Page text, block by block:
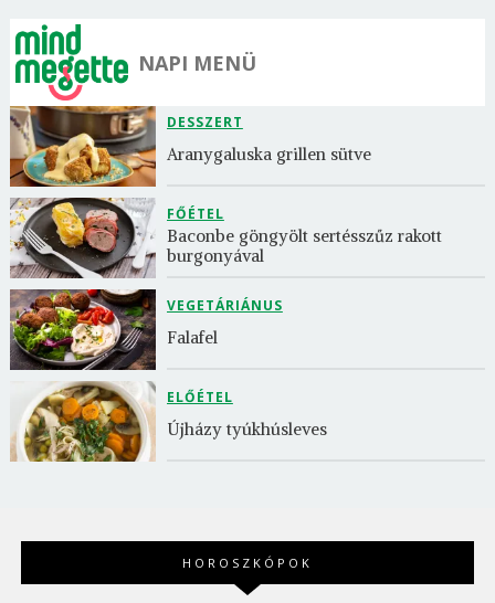
NAPI MENÜ
DESSZERT
Aranygaluska grillen sütve
FŐÉTEL
Baconbe göngyölt sertésszűz rakott
burgonyával
VEGETÁRIÁNUS
Falafel
ELŐÉTEL
Újházy tyúkhúsleves
HOROSZKÓPOK